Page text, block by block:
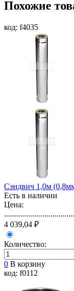
Похожие
код: f4035
Сэндвич 1,0м
Есть в наличии
Цена:
4 039,04 ₽
Количество:
0 В корзину
код: f0112